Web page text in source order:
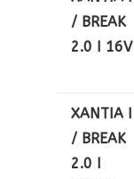
/ BREAK
2.0 I 16V
XANTIA I
/ BREAK
2.0 I